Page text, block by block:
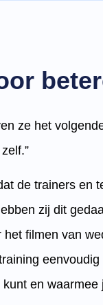
ze het
de trainers en
zij dit
filmen van
en